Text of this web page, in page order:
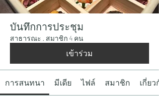
บันทึกการประชุม
สาธารณะ · สมาชิก 4 คน
เข้าร่วม
การสนทนา มีเดีย ไฟล์ สมาชิก เกี่ยว